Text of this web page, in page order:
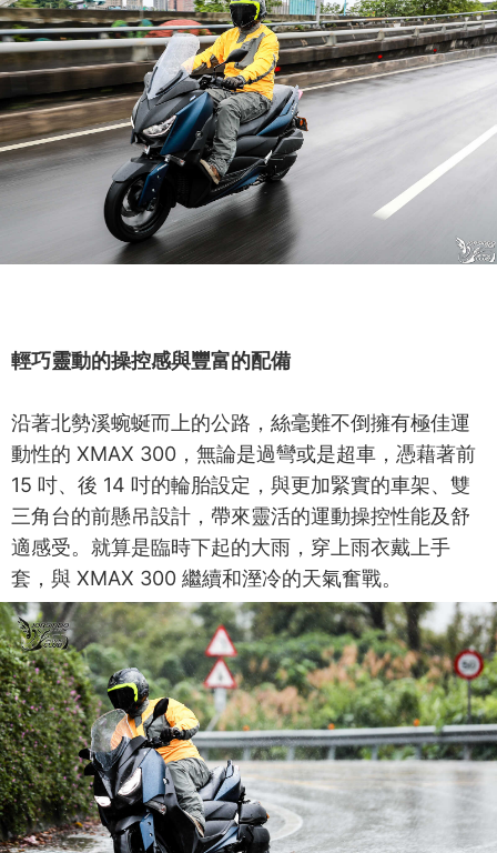
輕巧靈動的操控感與豐富的配備
沿著北勢溪蜿蜒而上的公路，絲毫難不倒擁有極佳運
動性的 XMAX 300，無論是過彎或是超車，憑藉著前
15 吋、後 14 吋的輪胎設定，與更加緊實的車架、雙
三角台的前懸吊設計，帶來靈活的運動操控性能及舒
適感受。就算是臨時下起的大雨，穿上雨衣戴上手
套，與 XMAX 300 繼續和溼冷的天氣奮戰。